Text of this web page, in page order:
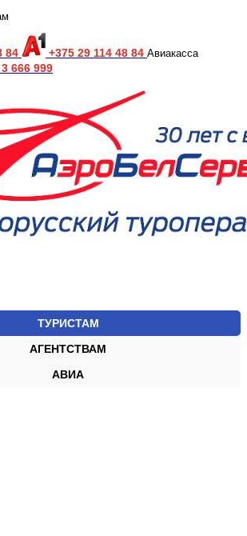
84 +375 29 114 48 84 Авиакасса
666 999
ТУРИСТАМ
АГЕНТСТВАМ
АВИА